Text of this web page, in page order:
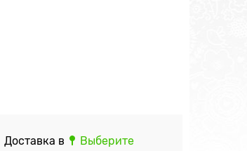
Доставка в
Выберите